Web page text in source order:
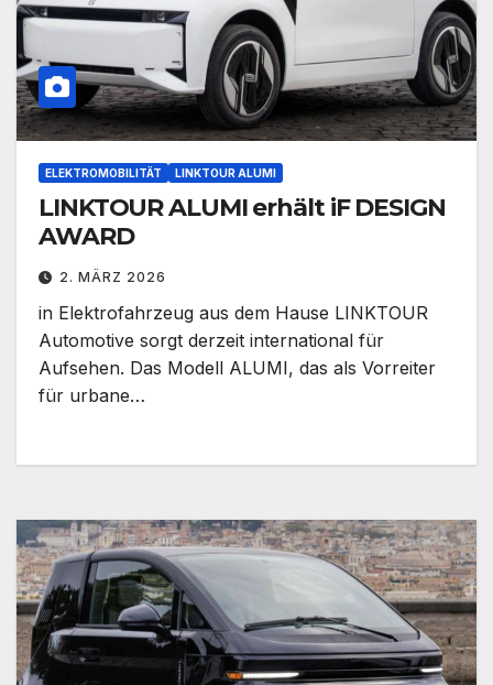
ELEKTROMOBILITÄT LINKTOUR ALUMI
LINKTOUR ALUMI erhält iF DESIGN
AWARD
2. MÄRZ 2026
in Elektrofahrzeug aus dem Hause LINKTOUR
Automotive sorgt derzeit international für
Aufsehen. Das Modell ALUMI, das als Vorreiter
für urbane…